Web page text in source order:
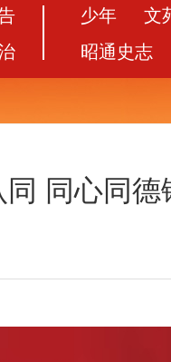
少年 文
昭通史志
同心同